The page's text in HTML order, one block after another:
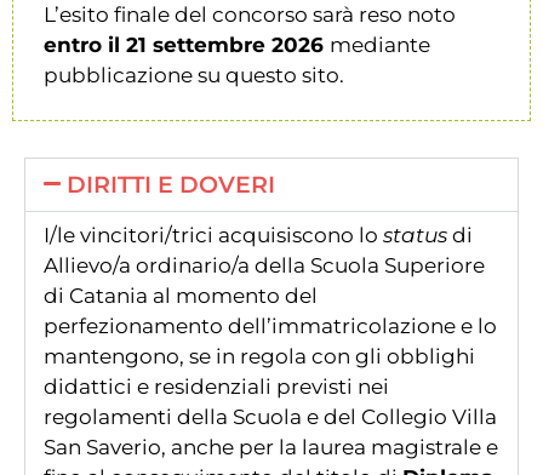
L’esito finale del concorso sarà reso noto
entro il 21 settembre 2026 mediante
pubblicazione su questo sito.
DIRITTI E DOVERI
I/le vincitori/trici acquisiscono lo status di
Allievo/a ordinario/a della Scuola Superiore
di Catania al momento del
perfezionamento dell’immatricolazione e lo
mantengono, se in regola con gli obblighi
didattici e residenziali previsti nei
regolamenti della Scuola e del Collegio Villa
San Saverio, anche per la laurea magistrale e